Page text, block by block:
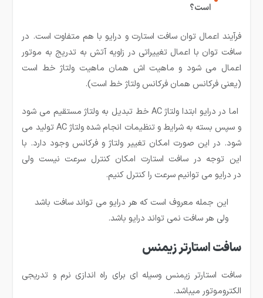
است؟
فرآیند اعمال توان سافت استارت و درایو با هم متفاوت است. در
سافت توان با اعمال تغییراتی در زاویه آتش به تدریج به موتور
اعمال می شود و ماهیت اش همان ماهیت ولتاژ خط است
(یعنی فرکانس همان فرکانس ولتاژ خط است).
اما در درایو ابتدا ولتاژ AC خط تبدیل به ولتاژ مستقیم می شود
و سپس بسته به شرایط و تنظیمات انجام شده ولتاژ AC تولید می
شود. در این صورت امکان تغییر ولتاژ و فرکانس وجود دارد. با
این توجه در سافت استارت امکان کنترل سرعت نیست ولی
در درایو می توانیم سرعت را کنترل کنیم.
این جمله معروف است که هر درایو می تواند سافت باشد
ولی هر سافت نمی تواند درایو باشد.
سافت استارتر زیمنس
سافت استارتر زیمنس وسیله ای برای راه اندازی نرم و تدریجی
الکتروموتور میباشد.